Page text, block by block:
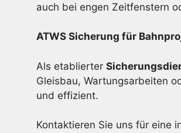
auch bei engen Zeitfenstern
ATWS Sicherung für
Als etablierter
Gleisbau, Wartungsarbeiten
und effizient.
Kontaktieren Sie uns für eine